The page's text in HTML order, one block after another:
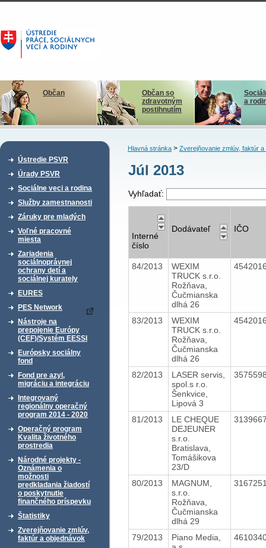
Občan
Občan so
zdravotným
postihnutím
a
Ústredie PSVR
Úrady PSVR
Sociálne veci a rodina
Služby zamestnanosti
Záruky pre mladých
Voľné pracovné
miesta
Zariadenia
sociálnoprávnej
ochrany detí a
sociálnej kurately
EURES
PES Network
Nástroje na
prepojenie Európy
(CEF)/Systém EESSI
Európsky sociálny
fond
Fond pre azyl,
migráciu a integráciu
Integrovaný
regionálny operačný
program 2014 - 2020
Operačný program
Kvalita životného
prostredia
Národné projekty -
Oznámenia o
možnosti
predkladania žiadostí
o poskytnutie
finančného príspevku
Štatistiky
Zverejňovanie zmlúv,
faktúr a objednávok
Hlavná stránka> Zverejňovanie zmlúv, faktúr a
Júl 2013
Vyhľadať:
Interné
číslo
Dodávateľ IČO
84/2013
WEXIM
TRUCK s.r.o.
Rožňava,
Čučmianska
dlhá 26
83/2013
WEXIM
TRUCK s.r.o.
Rožňava,
Čučmianska
dlhá 26
82/2013
LASER servis,
spol.s r.o.
Šenkvice,
Lipová 3
81/2013
LE CHEQUE
DEJEUNER
s.r.o.
Bratislava,
Tomášikova
23/D
80/2013
MAGNUM,
s.r.o.
Rožňava,
Čučmianska
dlhá 29
79/2013
Piano Media,